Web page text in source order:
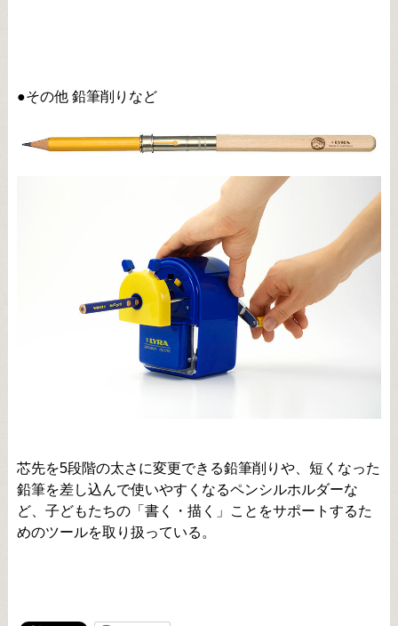
●その他 鉛筆削りなど
芯先を5段階の太さに変更できる鉛筆削りや、短くなった
鉛筆を差し込んで使いやすくなるペンシルホルダーな
ど、子どもたちの「書く・描く」ことをサポートするた
めのツールを取り扱っている。